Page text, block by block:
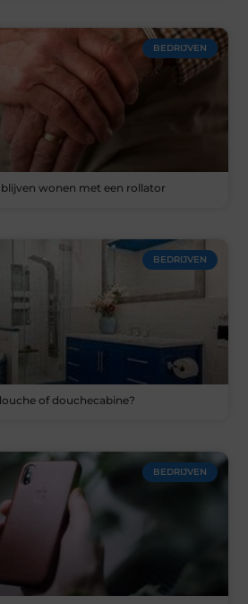
BEDRIJVEN
wonen met een rollator
BEDRIJVEN
of douchecabine?
BEDRIJVEN